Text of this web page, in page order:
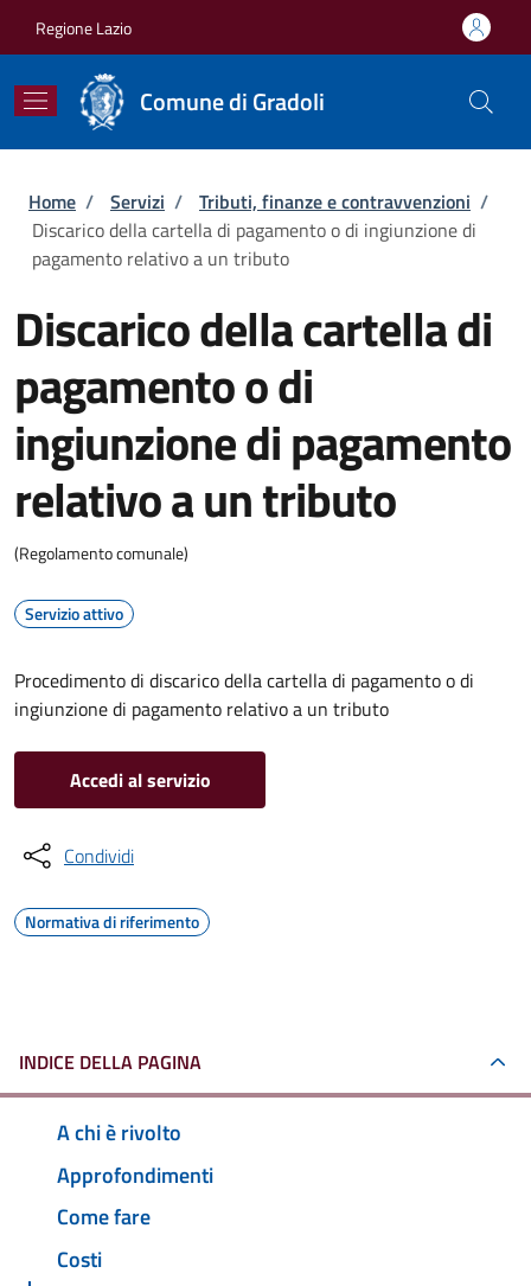
Regione Lazio
Comune di Gradoli
Briciole di pane
Home / Servizi / Tributi, finanze e contravvenzioni /
Discarico della cartella di pagamento o di ingiunzione di
pagamento relativo a un tributo
Discarico della cartella di
pagamento o di
ingiunzione di pagamento
relativo a un tributo
(Regolamento comunale)
Servizio attivo
Procedimento di discarico della cartella di pagamento o di
ingiunzione di pagamento relativo a un tributo
Accedi al servizio
Condividi
Normativa di riferimento
INDICE DELLA PAGINA
A chi è rivolto
Approfondimenti
Come fare
Costi